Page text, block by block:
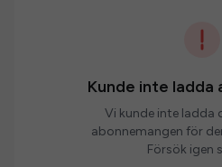
Kunde inte ladda
Vi kunde inte ladda
abonnemangen för
Försök igen